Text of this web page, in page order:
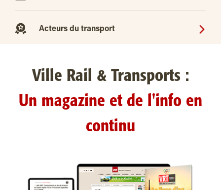
Acteurs du transport
Ville Rail & Transports :
Un magazine et de l'info en
continu